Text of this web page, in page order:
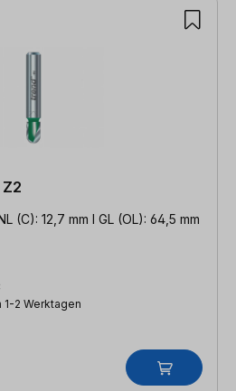
(C): 12,7 mm l GL (OL): 64,5 mm
1-2 Werktagen